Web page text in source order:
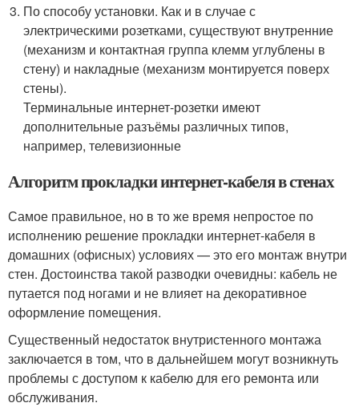
По способу установки. Как и в случае с
электрическими розетками, существуют внутренние
(механизм и контактная группа клемм углублены в
стену) и накладные (механизм монтируется поверх
стены).
Терминальные интернет-розетки имеют
дополнительные разъёмы различных типов,
например, телевизионные
Алгоритм прокладки интернет-кабеля в стенах
Самое правильное, но в то же время непростое по
исполнению решение прокладки интернет-кабеля в
домашних (офисных) условиях — это его монтаж внутри
стен. Достоинства такой разводки очевидны: кабель не
путается под ногами и не влияет на декоративное
оформление помещения.
Существенный недостаток внутристенного монтажа
заключается в том, что в дальнейшем могут возникнуть
проблемы с доступом к кабелю для его ремонта или
обслуживания.